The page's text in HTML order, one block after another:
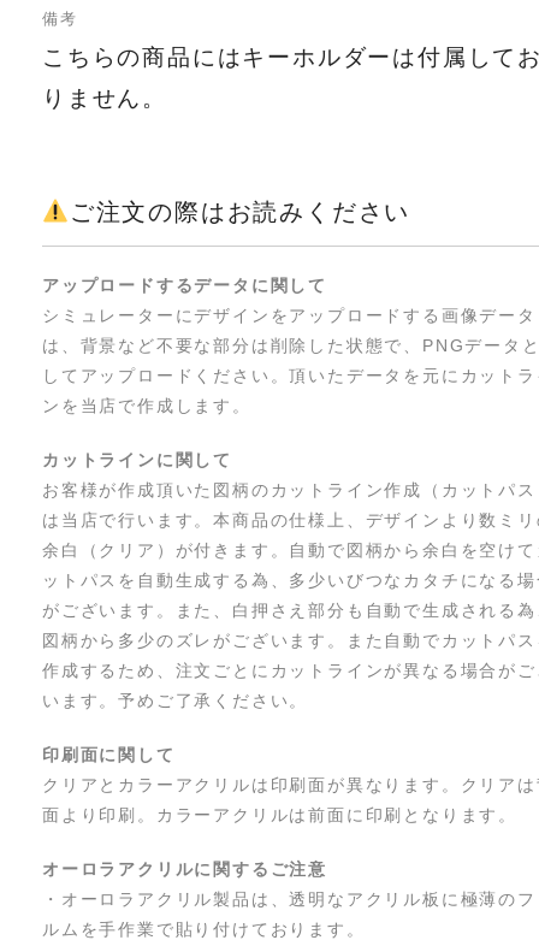
備考
こちらの商品にはキーホルダーは付属して
りません。
ご注文の際はお読みください
アップロードするデータに関して
シミュレーターにデザインをアップロードする画像データ
は、背景など不要な部分は削除した状態で、PNGデータ
してアップロードください。頂いたデータを元にカット
ンを当店で作成します。
カットラインに関して
お客様が作成頂いた図柄のカットライン作成（カットパ
は当店で行います。本商品の仕様上、デザインより数ミ
余白（クリア）が付きます。自動で図柄から余白を空け
ットパスを自動生成する為、多少いびつなカタチになる
がございます。また、白押さえ部分も自動で生成される
図柄から多少のズレがございます。また自動でカットパ
作成するため、注文ごとにカットラインが異なる場合が
います。予めご了承ください。
印刷面に関して
クリアとカラーアクリルは印刷面が異なります。クリア
面より印刷。カラーアクリルは前面に印刷となります。
オーロラアクリルに関するご注意
・オーロラアクリル製品は、透明なアクリル板に極薄の
ルムを手作業で貼り付けております。